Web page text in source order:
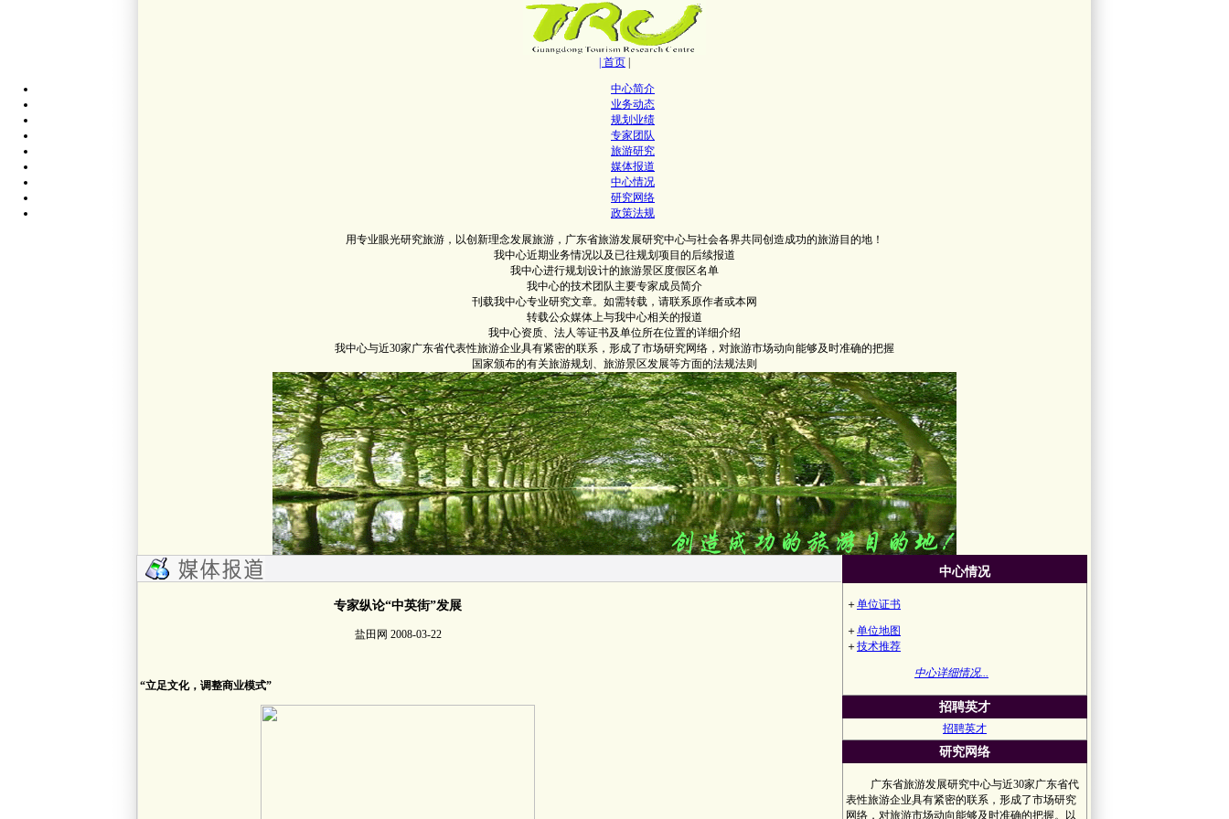
| 首页
中心简介
业务动态
规划业绩
专家团队
旅游研究
媒体报道
中心情况
研究网络
政策法规
用专业眼光研究旅游，以创新理念发展旅游，广东省旅游发展研究中心与社会各界共同创造成功的旅游目的地！
我中心近期业务情况以及已往规划项目的后续报道
我中心进行规划设计的旅游景区度假区名单
我中心的技术团队主要专家成员简介
刊载我中心专业研究文章。如需转载，请联系原作者或本网
转载公众媒体上与我中心相关的报道
我中心资质、法人等证书及单位所在位置的详细介绍
我中心与近30家广东省代表性旅游企业具有紧密的联系，形成了市场研究网络，对旅游市场动向能够及时准确的把握
国家颁布的有关旅游规划、旅游景区发展等方面的法规法则
专家纵论“中英街”发展
盐田网 2008-03-22
“立足文化，调整商业模式”
中心情况
＋单位证书
＋单位地图
＋技术推荐
中心详细情况...
招聘英才
招聘英才
研究网络
广东省旅游发展研究中心与近30家广东省代
表性旅游企业具有紧密的联系，形成了市场研究
网络，对旅游市场动向能够及时准确的把握。以